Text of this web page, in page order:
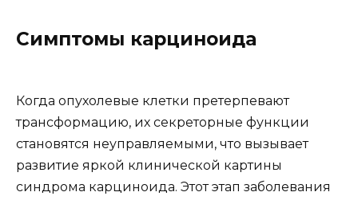
Симптомы карциноида
Когда опухолевые клетки претерпевают
трансформацию, их секреторные функции
становятся неуправляемыми, что вызывает
развитие яркой клинической картины
синдрома карциноида. Этот этап заболевания